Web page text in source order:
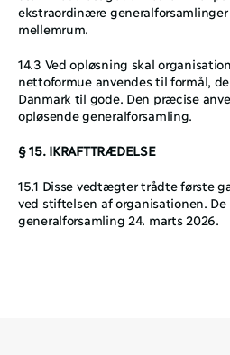
ekstraordinære
mellemrum.
14.3 Ved opløsning skal
nettoformue anvendes til formål,
Danmark til gode. Den præcise
opløsende generalforsamling.
§ 15. IKRAFTTRÆDELSE
15.1 Disse vedtægter trådte første
ved stiftelsen af organisationen.
generalforsamling 24. marts 2026.